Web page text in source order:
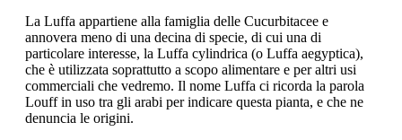
La Luffa appartiene alla famiglia delle Cucurbitacee e
annovera meno di una decina di specie, di cui una di
particolare interesse, la Luffa cylindrica (o Luffa aegyptica),
che è utilizzata soprattutto a scopo alimentare e per altri usi
commerciali che vedremo. Il nome Luffa ci ricorda la parola
Louff in uso tra gli arabi per indicare questa pianta, e che ne
denuncia le origini.